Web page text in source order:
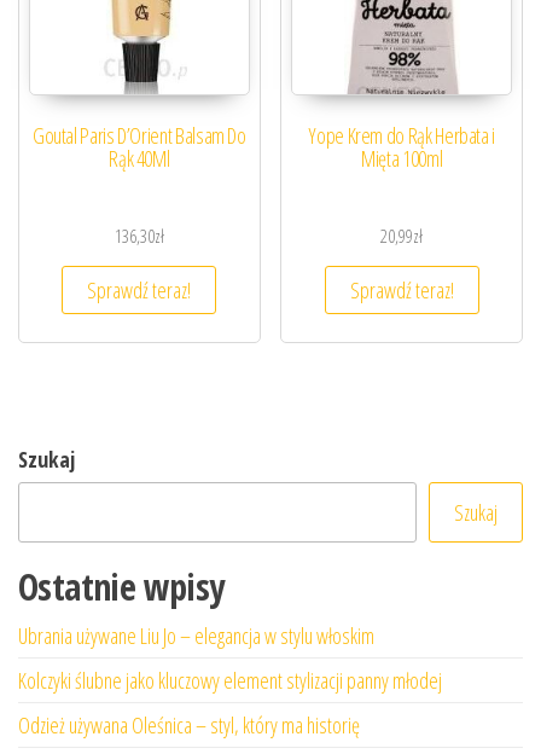
Goutal Paris D’Orient Balsam Do
Rąk 40Ml
136,30zł
Sprawdź teraz!
Yope Krem do Rąk Herbata i
Mięta 100ml
20,99zł
Sprawdź teraz!
Szukaj
Szukaj
Ostatnie wpisy
Ubrania używane Liu Jo – elegancja w stylu włoskim
Kolczyki ślubne jako kluczowy element stylizacji panny młodej
Odzież używana Oleśnica – styl, który ma historię